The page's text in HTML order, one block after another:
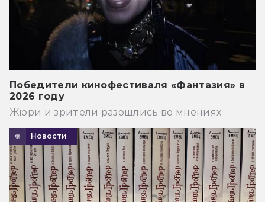
Победители кинофестиваля «Фантазия» в
2026 году
Жюри и зрители разошлись во мнениях
Новости